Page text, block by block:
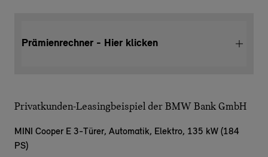
Prämienrechner - Hier klicken
Privatkunden-Leasingbeispiel der BMW Bank GmbH
MINI Cooper E 3-Türer, Automatik, Elektro, 135 kW (184
PS)